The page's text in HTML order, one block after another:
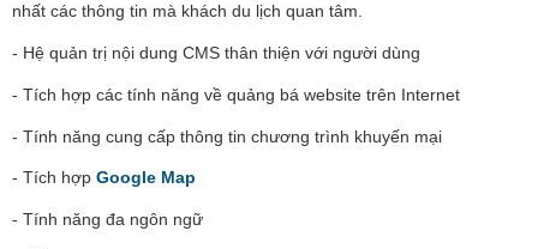
nhất các thông tin mà khách du lịch quan tâm.
- Hệ quản trị nội dung CMS thân thiện với người dùng
- Tích hợp các tính năng về quảng bá website trên Internet
- Tính năng cung cấp thông tin chương trình khuyến mại
- Tích hợp Google Map
- Tính năng đa ngôn ngữ